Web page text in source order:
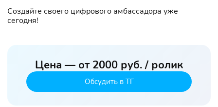
Создайте своего цифрового амбассадора уже
сегодня!
Цена — от 2000 руб. / ролик
Обсудить в ТГ